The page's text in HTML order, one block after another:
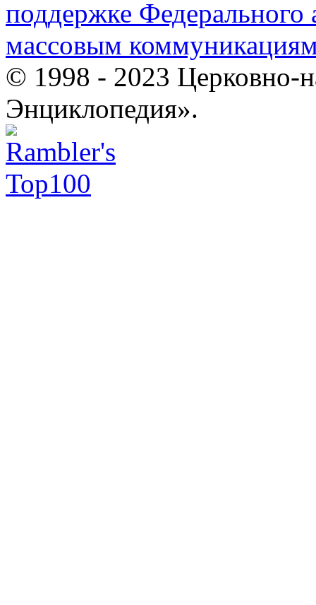
поддержке Федерального
массовым
© 1998 - 2023 Церковно-
Энциклопедия».